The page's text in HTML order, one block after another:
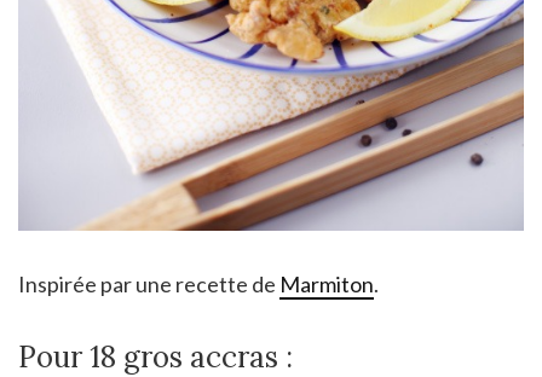
Inspirée par une recette de Marmiton.
Pour 18 gros accras :